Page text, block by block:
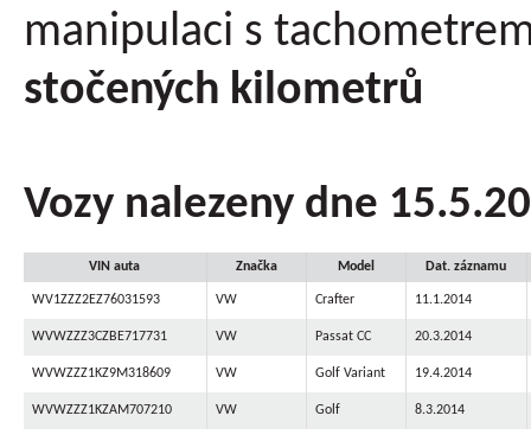
manipulaci s
stočených kilometrů
Vozy nalezeny dne
VIN auta Značka Model Dat. záznamu
WV1ZZZ2EZ76031593 VW Crafter 11.1.2014
WVWZZZ3CZBE717731 VW Passat CC 20.3.2014
WVWZZZ1KZ9M318609 VW Golf Variant 19.4.2014
WVWZZZ1KZAM707210 VW Golf 8.3.2014